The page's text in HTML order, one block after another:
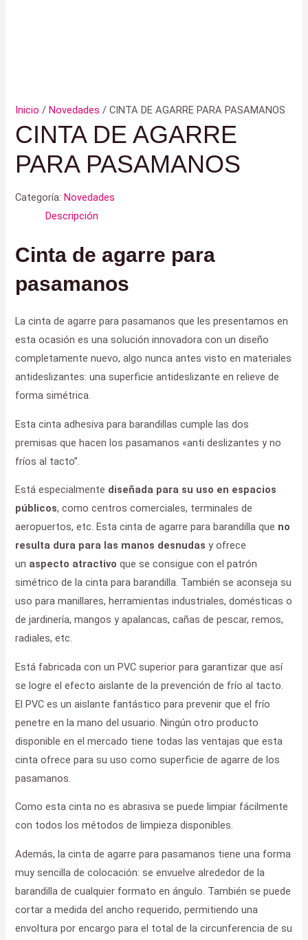
Inicio /Novedades / CINTA DE AGARRE PARA PASAMANOS
CINTA DE AGARRE
PARA PASAMANOS
Categoría:Novedades
Descripción
Cinta de agarre para
pasamanos
La cinta de agarre para pasamanos que les presentamos en
esta ocasión es una solución innovadora con un diseño
comple­tam­ente nuevo, algo nunca antes visto en materiales
anti­des­li­zantes: una superficie anti­des­li­zante en relieve de
forma simétrica.
Esta cinta adhesiva para barandillas cumple las dos
premisas que hacen los pasamanos «anti desli­zantes y no
fríos al tacto”.
Está especialmente diseñada para su uso en espacios
públicos, como centros comerciales, terminales de
aeropuertos, etc. Esta cinta de agarre para barandilla que no
resulta dura para las manos desnudas y ofrece
un aspecto atractivo que se consigue con el patrón
simétrico de la cinta para barandilla. También se aconseja su
uso para manillares, herramientas industriales, domésticas o
de jardinería, mangos y apalancas, cañas de pescar, remos,
radiales, etc.
Está fabricada con un PVC superior para garantizar que así
se logre el efecto aislante de la prevención de frío al tacto.
El PVC es un aislante fantástico para prevenir que el frío
penetre en la mano del usuario. Ningún otro producto
disponible en el mercado tiene todas las ventajas que esta
cinta ofrece para su uso como superficie de agarre de los
pasamanos.
Como esta cinta no es abrasiva se puede limpiar fácilmente
con todos los métodos de limpieza disponibles.
Además, la cinta de agarre para pasamanos tiene una forma
muy sencilla de colocación: se envuelve alrededor de la
barandilla de cualquier formato en ángulo. También se puede
cortar a medida del ancho requerido, permitiendo una
envoltura por encargo para el total de la circun­fer­encia de su